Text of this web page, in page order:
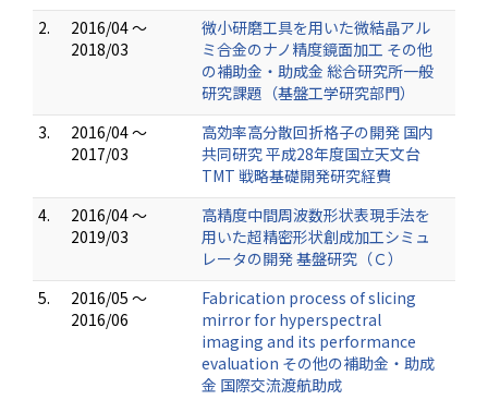
2.
2016/04 ～
2018/03
微小研磨工具を用いた微結晶アル
ミ合金のナノ精度鏡面加工 その他
の補助金・助成金 総合研究所一般
研究課題（基盤工学研究部門）
3.
2016/04 ～
2017/03
高効率高分散回折格子の開発 国内
共同研究 平成28年度国立天文台
TMT 戦略基礎開発研究経費
4.
2016/04 ～
2019/03
高精度中間周波数形状表現手法を
用いた超精密形状創成加工シミュ
レータの開発 基盤研究（Ｃ）
5.
2016/05 ～
2016/06
Fabrication process of slicing
mirror for hyperspectral
imaging and its performance
evaluation その他の補助金・助成
金 国際交流渡航助成